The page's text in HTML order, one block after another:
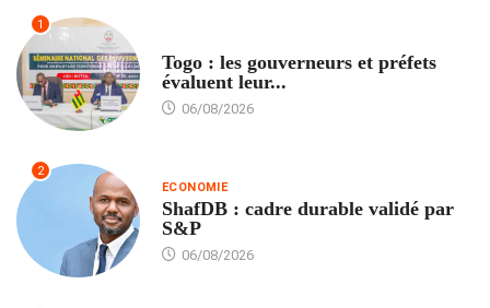
1
Togo : les gouverneurs et préfets
évaluent leur...
06/08/2026
2
ECONOMIE
ShafDB : cadre durable validé par
S&P
06/08/2026